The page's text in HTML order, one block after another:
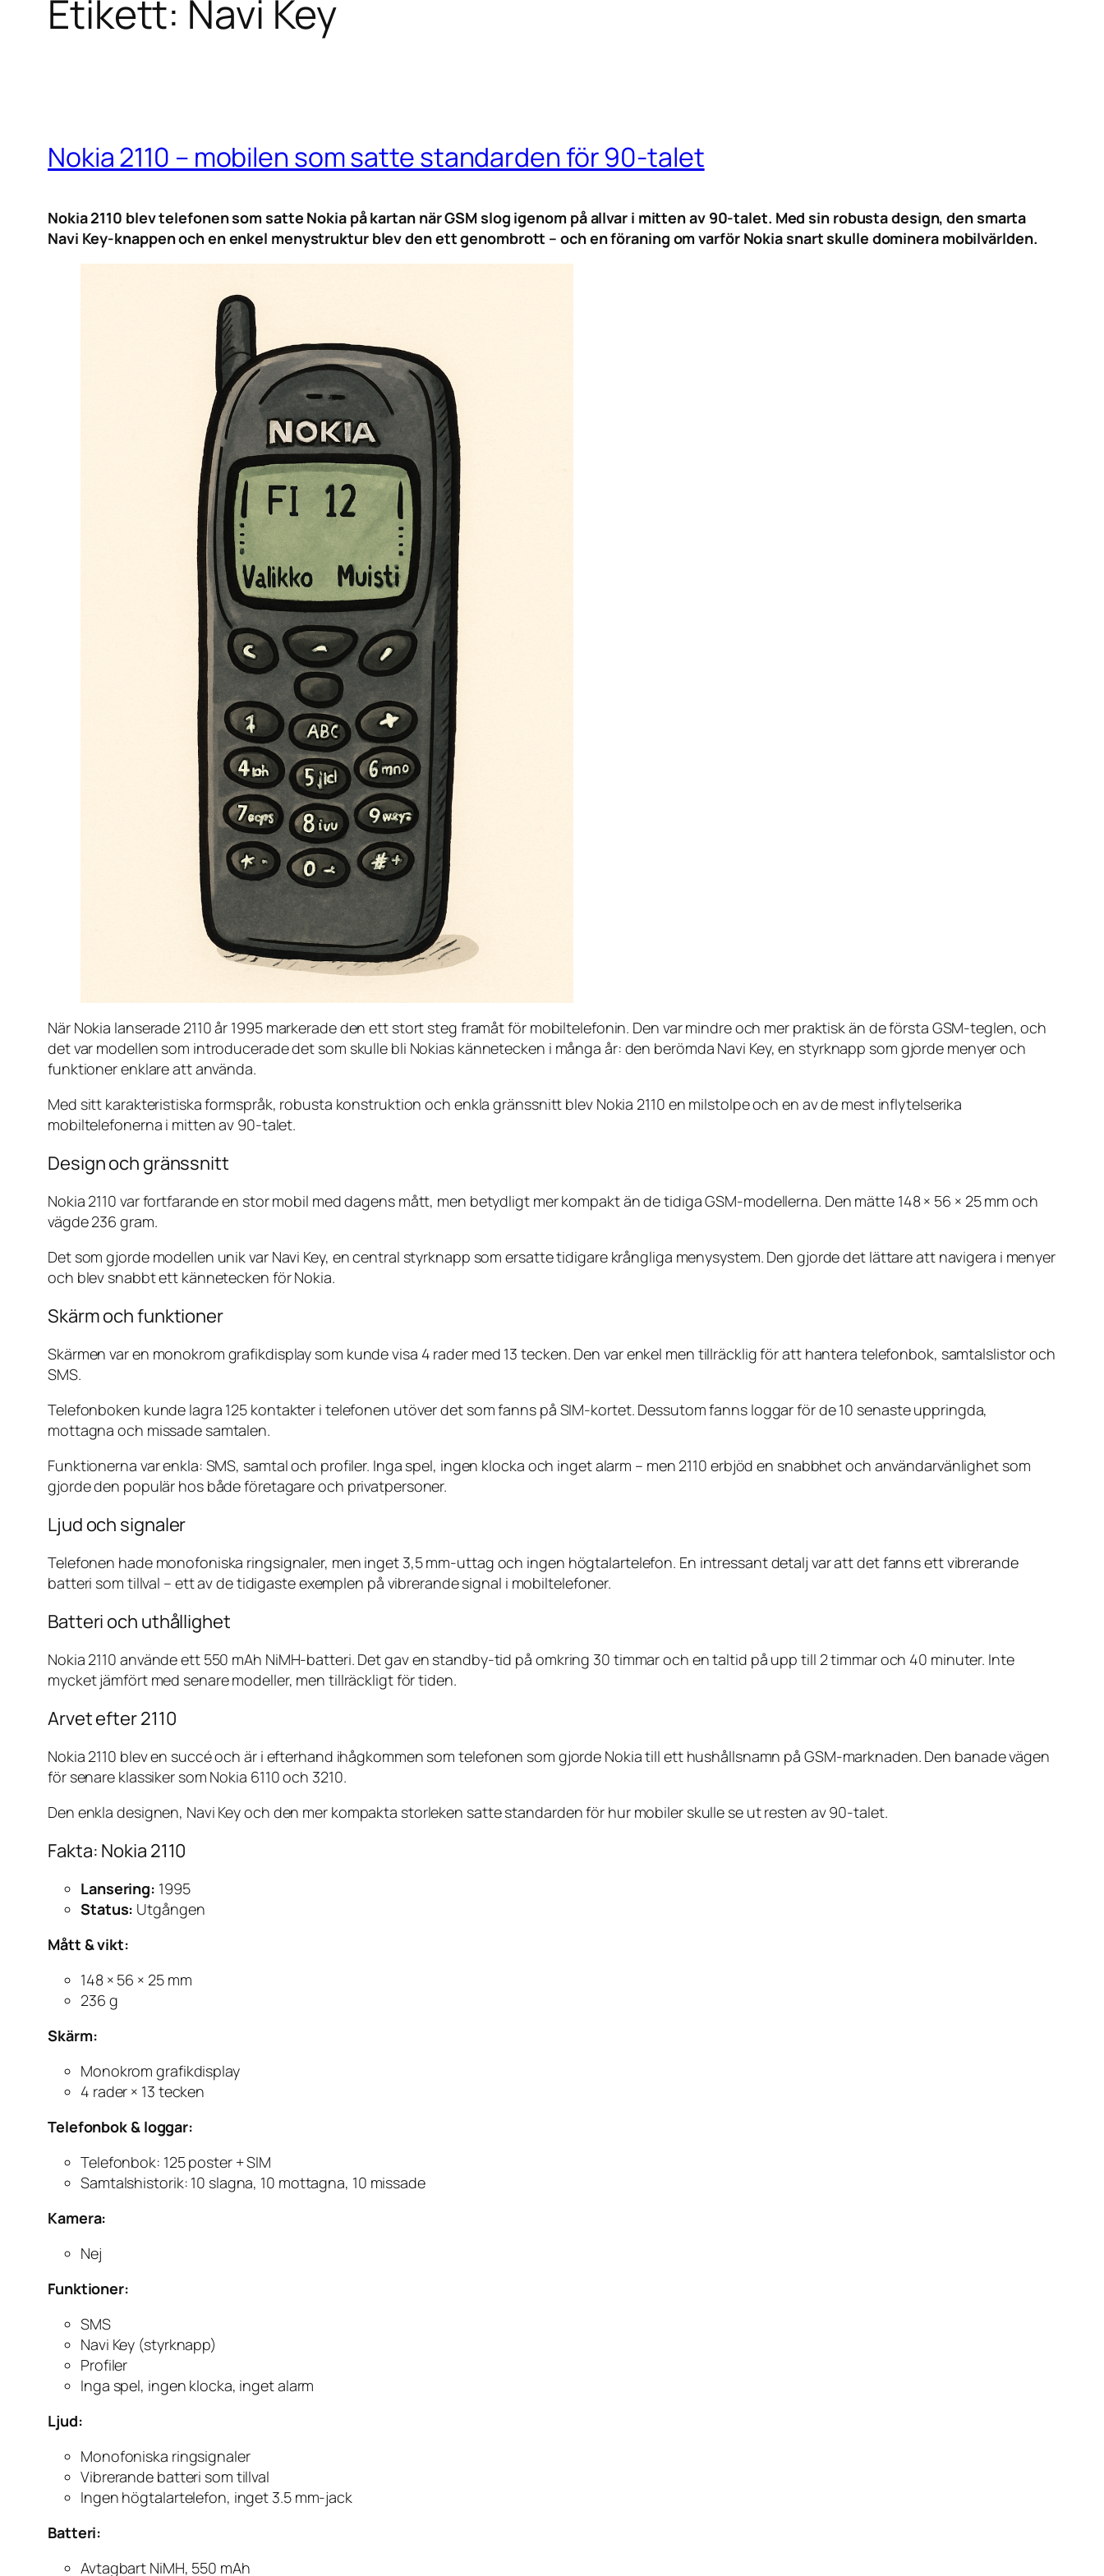
Etikett: Navi Key
Nokia 2110 – mobilen som satte standarden för 90-talet
Nokia 2110 blev telefonen som satte Nokia på kartan när GSM slog igenom på allvar i mitten av 90-talet. Med sin robusta design, den smarta
Navi Key-knappen och en enkel menystruktur blev den ett genombrott – och en föraning om varför Nokia snart skulle dominera mobilvärlden.
När Nokia lanserade 2110 år 1995 markerade den ett stort steg framåt för mobiltelefonin. Den var mindre och mer praktisk än de första GSM-teglen, och
det var modellen som introducerade det som skulle bli Nokias kännetecken i många år: den berömda Navi Key, en styrknapp som gjorde menyer och
funktioner enklare att använda.
Med sitt karakteristiska formspråk, robusta konstruktion och enkla gränssnitt blev Nokia 2110 en milstolpe och en av de mest inflytelserika
mobiltelefonerna i mitten av 90-talet.
Design och gränssnitt
Nokia 2110 var fortfarande en stor mobil med dagens mått, men betydligt mer kompakt än de tidiga GSM-modellerna. Den mätte 148 × 56 × 25 mm och
vägde 236 gram.
Det som gjorde modellen unik var Navi Key, en central styrknapp som ersatte tidigare krångliga menysystem. Den gjorde det lättare att navigera i menyer
och blev snabbt ett kännetecken för Nokia.
Skärm och funktioner
Skärmen var en monokrom grafikdisplay som kunde visa 4 rader med 13 tecken. Den var enkel men tillräcklig för att hantera telefonbok, samtalslistor och
SMS.
Telefonboken kunde lagra 125 kontakter i telefonen utöver det som fanns på SIM-kortet. Dessutom fanns loggar för de 10 senaste uppringda,
mottagna och missade samtalen.
Funktionerna var enkla: SMS, samtal och profiler. Inga spel, ingen klocka och inget alarm – men 2110 erbjöd en snabbhet och användarvänlighet som
gjorde den populär hos både företagare och privatpersoner.
Ljud och signaler
Telefonen hade monofoniska ringsignaler, men inget 3,5 mm-uttag och ingen högtalartelefon. En intressant detalj var att det fanns ett vibrerande
batteri som tillval – ett av de tidigaste exemplen på vibrerande signal i mobiltelefoner.
Batteri och uthållighet
Nokia 2110 använde ett 550 mAh NiMH-batteri. Det gav en standby-tid på omkring 30 timmar och en taltid på upp till 2 timmar och 40 minuter. Inte
mycket jämfört med senare modeller, men tillräckligt för tiden.
Arvet efter 2110
Nokia 2110 blev en succé och är i efterhand ihågkommen som telefonen som gjorde Nokia till ett hushållsnamn på GSM-marknaden. Den banade vägen
för senare klassiker som Nokia 6110 och 3210.
Den enkla designen, Navi Key och den mer kompakta storleken satte standarden för hur mobiler skulle se ut resten av 90-talet.
Fakta: Nokia 2110
Lansering: 1995
Status: Utgången
Mått & vikt:
148 × 56 × 25 mm
236 g
Skärm:
Monokrom grafikdisplay
4 rader × 13 tecken
Telefonbok & loggar:
Telefonbok: 125 poster + SIM
Samtalshistorik: 10 slagna, 10 mottagna, 10 missade
Kamera:
Nej
Funktioner:
SMS
Navi Key (styrknapp)
Profiler
Inga spel, ingen klocka, inget alarm
Ljud:
Monofoniska ringsignaler
Vibrerande batteri som tillval
Ingen högtalartelefon, inget 3.5 mm-jack
Batteri:
Avtagbart NiMH, 550 mAh